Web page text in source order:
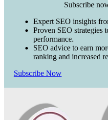
Subscribe
Expert SEO insights
Proven SEO strategies
performance.
SEO advice to earn
ranking and increased
Subscribe Now